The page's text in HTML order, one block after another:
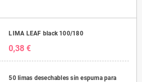
LIMA LEAF black 100/180
0,38 €
50 limas desechables sin espuma para